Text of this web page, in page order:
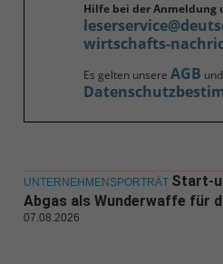
Hilfe bei der Anmeldung
wirtschafts-
Es gelten unsere AGB und
UNTERNEHMENSPORTRÄT Start-
Abgas als Wunderwaffe für
07.08.2026